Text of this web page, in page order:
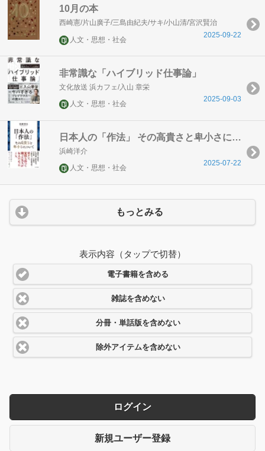
10月の本
西崎憲/片山廣子/三島由紀夫/サキ/小山清/宮沢賢治
人文・思想・社会
2025-09-22
非常識な「ハイブリッド仕事論」
文化放送 浜カフェ/入山 章栄
人文・思想・社会
2025-09-03
日本人の「作法」 その高貴さと卑小さについて
浜崎洋介
人文・思想・社会
2025-07-22
もっとみる
表示内容（タップで切替）
電子書籍を含める
雑誌を含めない
分冊・単話版を含めない
除外アイテムを含めない
ログイン
新規ユーザー登録